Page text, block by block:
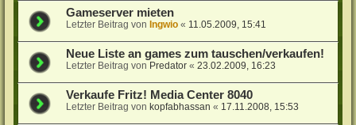
Gameserver mieten
Letzter Beitrag von Ingwio « 11.05.2009, 15:41
Neue Liste an games zum tauschen/verkaufen!
Letzter Beitrag von Predator «23.02.2009, 16:23
Verkaufe Fritz! Media Center 8040
Letzter Beitrag von kopfabhassan « 17.11.2008, 15:53